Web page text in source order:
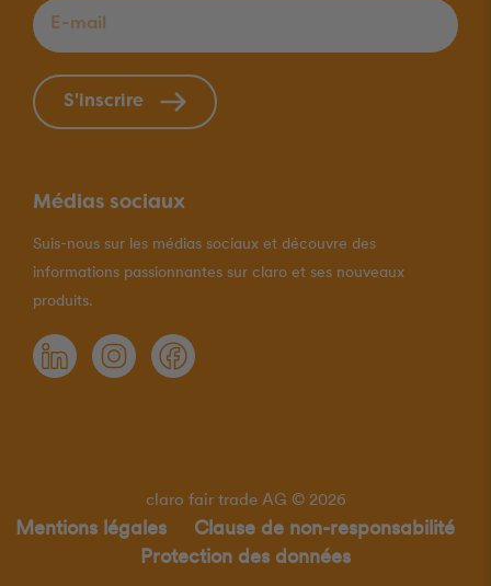
E-mail
S'inscrire
Médias sociaux
Suis-nous sur les médias sociaux et découvre des
informations passionnantes sur claro et ses nouveaux
produits.
claro fair trade AG © 2026
Mentions légales
Clause de non-responsabilité
Protection des données